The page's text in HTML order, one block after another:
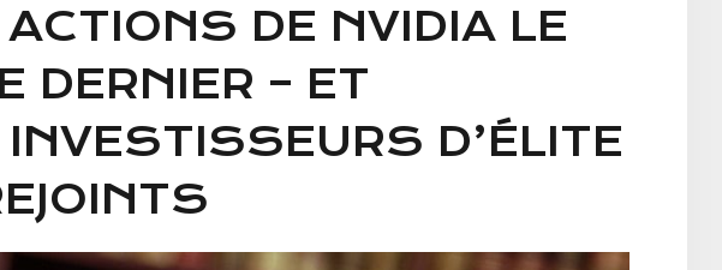
DE NVIDIA LE
DERNIER – ET
INVESTISSEURS D’ÉLITE